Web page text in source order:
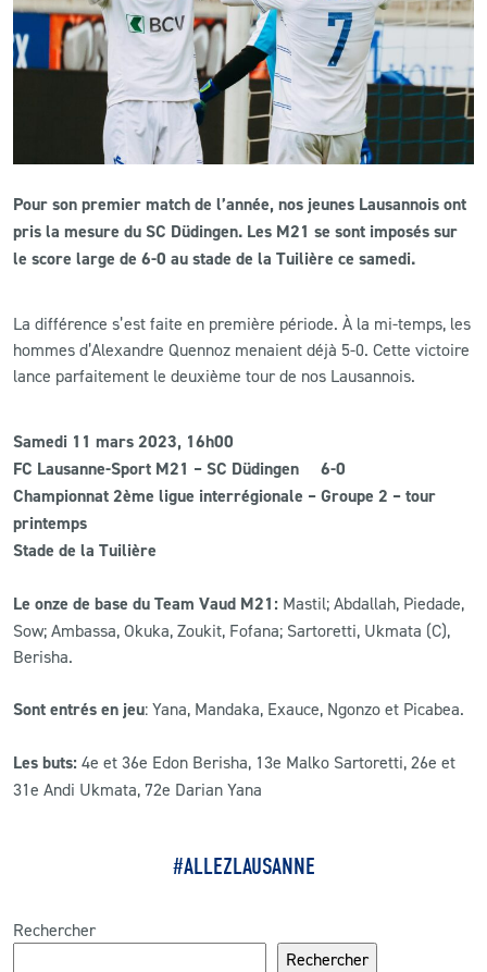
CLUB
ACTUALITÉS
LS E-SHOP
L’APP DU LS
MATCH DES CELEBRITES
Pour son premier match de l’année, nos jeunes Lausannois ont
pris la mesure du SC Düdingen. Les M21 se sont imposés sur
le score large de 6-0 au stade de la Tuilière ce samedi.
La différence s’est faite en première période. À la mi-temps, les
hommes d’Alexandre Quennoz menaient déjà 5-0. Cette victoire
lance parfaitement le deuxième tour de nos Lausannois.
Samedi 11 mars 2023, 16h00
FC Lausanne-Sport M21 – SC Düdingen 6-0
Championnat 2ème ligue interrégionale – Groupe 2 – tour
printemps
Stade de la Tuilière
Le onze de base du Team Vaud M21: Mastil; Abdallah, Piedade,
Sow; Ambassa, Okuka, Zoukit, Fofana; Sartoretti, Ukmata (C),
Berisha.
Sont entrés en jeu: Yana, Mandaka, Exauce, Ngonzo et Picabea.
Les buts: 4e et 36e Edon Berisha, 13e Malko Sartoretti, 26e et
31e Andi Ukmata, 72e Darian Yana
#ALLEZLAUSANNE
Rechercher
Rechercher